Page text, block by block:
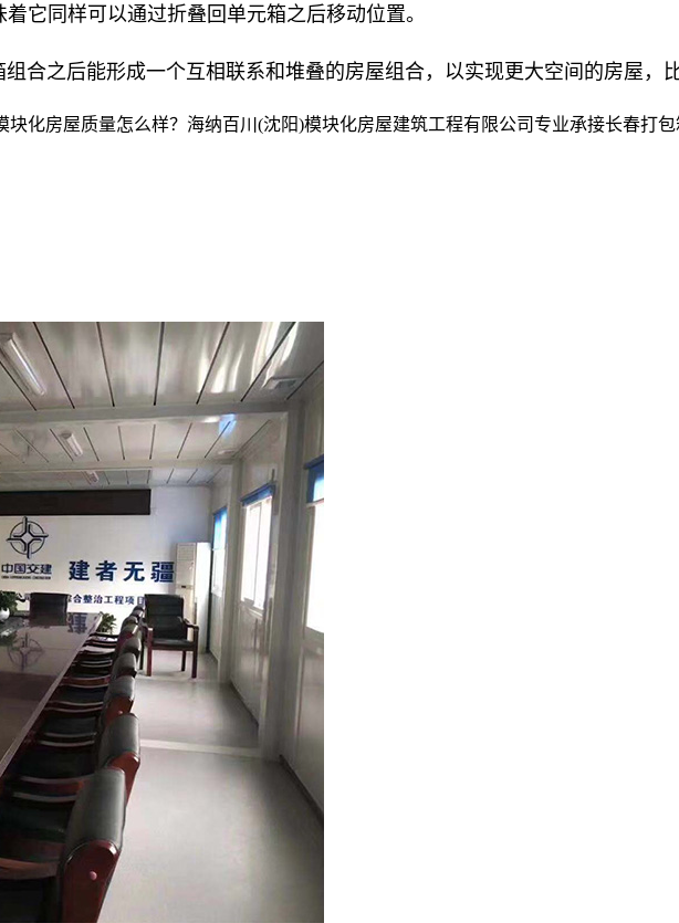
它同样可以通过折叠回单元箱之后移动位置。
合之后能形成一个互相联系和堆叠的房屋组合，以实现更大空间的房屋，
化房屋质量怎么样？海纳百川(沈阳)模块化房屋建筑工程有限公司专业承接长春打